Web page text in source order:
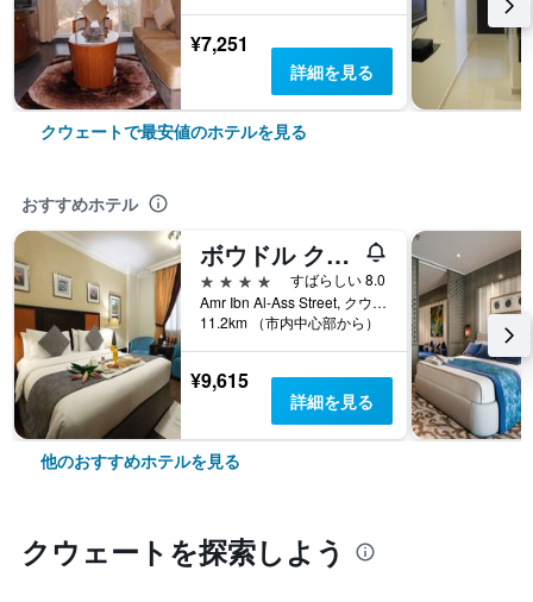
¥7,251
詳細を見る
クウェートで最安値のホテルを見る
おすすめホテル
ボウドル クウェート
4つ星
すばらしい 8.0
Amr Ibn Al-Ass Street, クウェート, クウェート
11.2km （市内中心部から）
¥9,615
詳細を見る
他のおすすめホテルを見る
クウェート​を探索しよう